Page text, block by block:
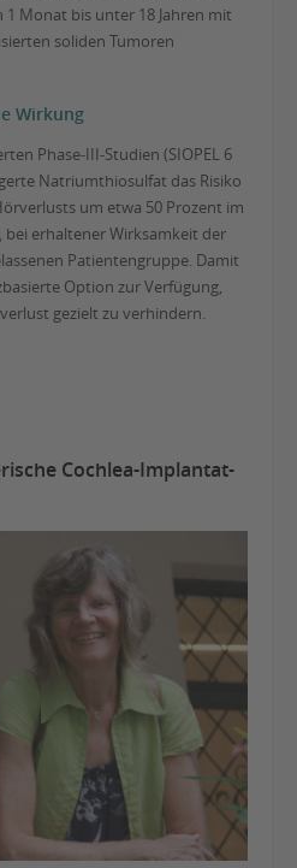
1 Monat bis unter 18 Jahren mit
soliden Tumoren
Wirkung
Phase‑III‑Studien (SIOPEL 6
Natriumthiosulfat das Risiko
um etwa 50 Prozent im
bei erhaltener Wirksamkeit der
Patientengruppe. Damit
Option zur Verfügung,
gezielt zu verhindern.
Cochlea-Implantat-